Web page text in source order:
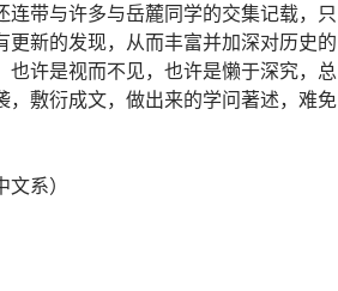
连带与许多与岳麓同学的交集记载，只
更新的发现，从而丰富并加深对历史的
也许是视而不见，也许是懒于深究，总
，敷衍成文，做出来的学问著述，难免
系）